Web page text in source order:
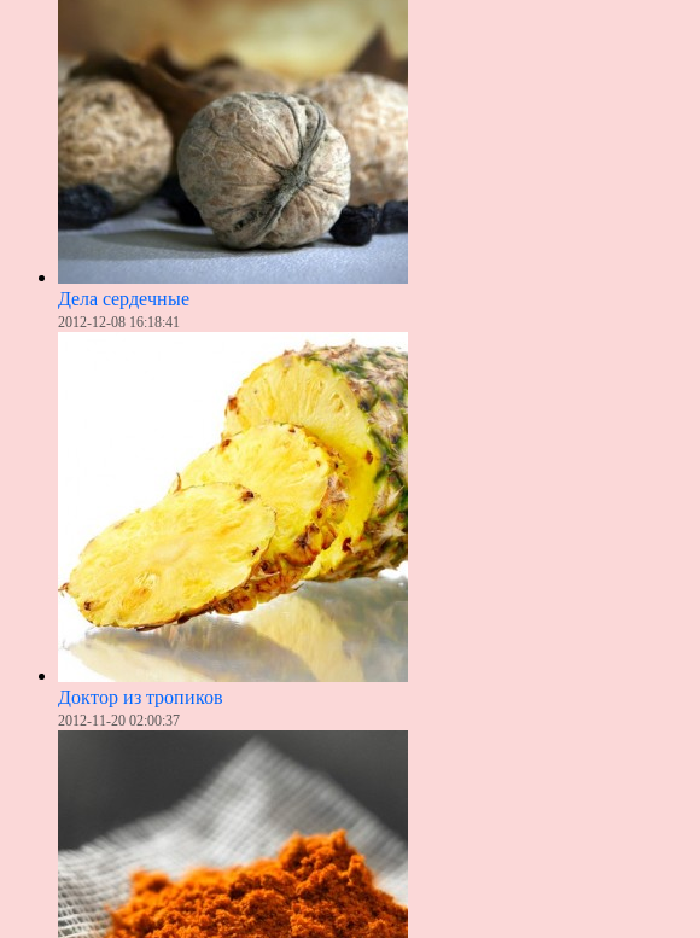
Дела сердечные
2012-12-08 16:18:41
Доктор из тропиков
2012-11-20 02:00:37